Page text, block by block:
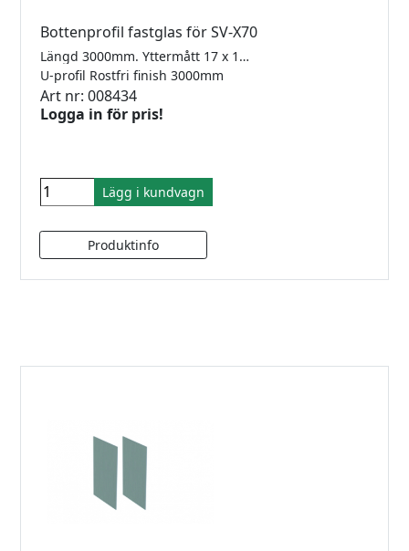
Bottenprofil fastglas för SV-X70
Längd 3000mm. Yttermått 17 x 12 mm. Invändigt mått 13 mm.
U-profil Rostfri finish 3000mm
Art nr: 008434
Logga in för pris!
Lägg i kundvagn